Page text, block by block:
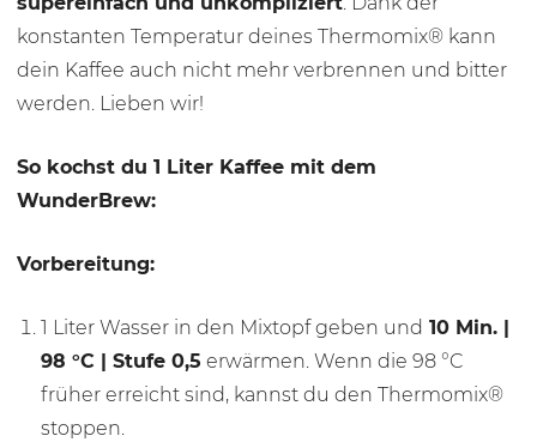
konstanten Temperatur deines Thermomix® kann
dein Kaffee auch nicht mehr verbrennen und bitter
werden. Lieben wir!
So kochst du 1 Liter Kaffee mit dem
WunderBrew:
Vorbereitung:
1 Liter Wasser in den Mixtopf geben und 10 Min.
98 °C | Stufe 0,5 erwärmen. Wenn die 98 °C
früher erreicht sind, kannst du den Thermomix®
stoppen.